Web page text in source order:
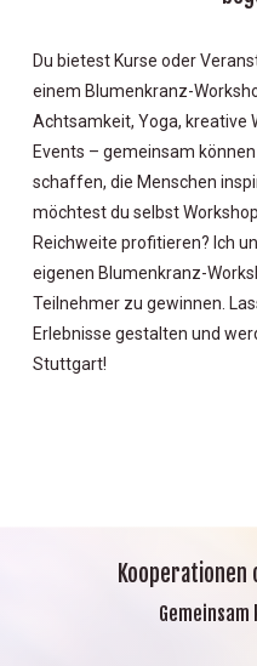
Du bietest Kurse oder
einem Blumenkranz-
Achtsamkeit, Yoga, kreative
Events – gemeinsam
schaffen, die Menschen
möchtest du selbst
Reichweite profitieren? Ich
eigenen Blumenkranz-
Teilnehmer zu gewinnen.
Erlebnisse gestalten und
Stuttgart!